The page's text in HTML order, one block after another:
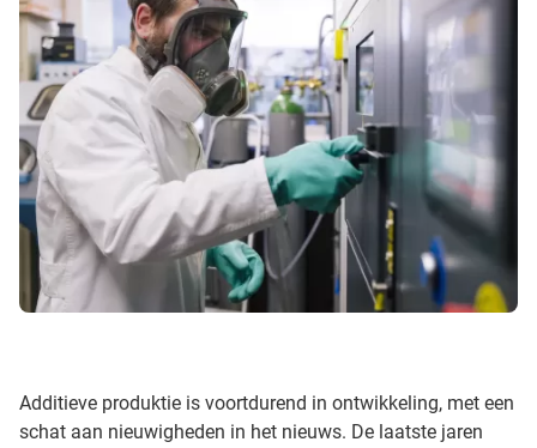
Additieve produktie is voortdurend in ontwikkeling, met een
schat aan nieuwigheden in het nieuws. De laatste jaren